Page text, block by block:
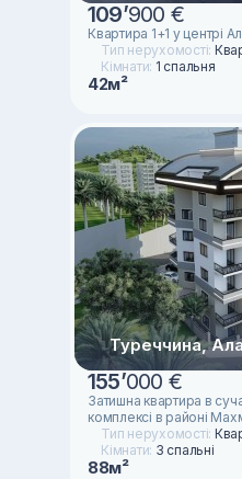
109’900 €
Квартира 1+1 у центрі
Тип нерухомості:
Кімнати: 1 спальня
42м²
Туреччина,
155’000 €
Затишна квартира в
комплексі в районі
Тип нерухомості:
Кімнати: 3 спальні
88м²